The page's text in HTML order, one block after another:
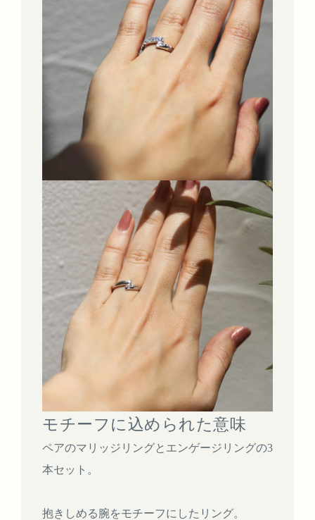
モチーフに込められた意味
ペアのマリッジリングとエンゲージリングの3
本セット。
抱きしめる腕をモチーフにしたリング。